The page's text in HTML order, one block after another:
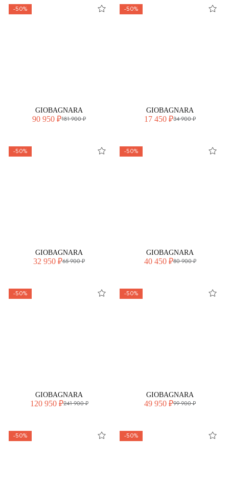
-50%
GIOBAGNARA
90 950 ₽181 900 ₽
-50%
GIOBAGNARA
17 450 ₽34 900 ₽
-50%
GIOBAGNARA
32 950 ₽65 900 ₽
-50%
GIOBAGNARA
40 450 ₽80 900 ₽
-50%
GIOBAGNARA
120 950 ₽241 900 ₽
-50%
GIOBAGNARA
49 950 ₽99 900 ₽
-50% -50%